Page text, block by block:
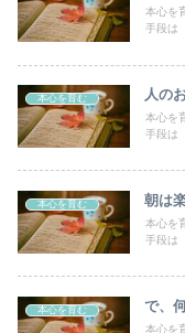
本心を
手段は
本心を育む 人の
本心を
手段は
本心を育む 朝は
本心を
手段は
本心を育む で、
本心を